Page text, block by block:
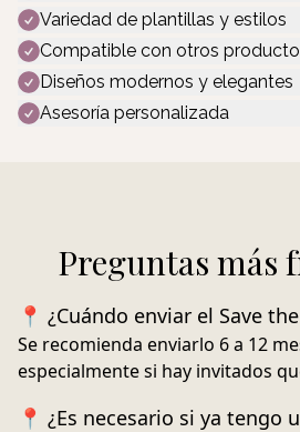
Variedad de plantillas y estilos
Compatible con otros
Diseños modernos y elegantes
Asesoría personalizada
Preguntas más
📍 ¿Cuándo enviar el Save
Se recomienda enviarlo 6 a 12
especialmente si hay invitados
📍 ¿Es necesario si ya tengo